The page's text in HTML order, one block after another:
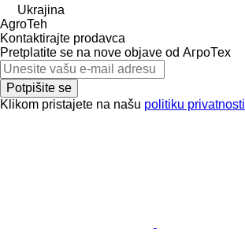
Ukrajina
AgroTeh
Kontaktirajte prodavca
Pretplatite se na nove objave od АгроТех
Potpišite se
Klikom pristajete na našu politiku privatnosti